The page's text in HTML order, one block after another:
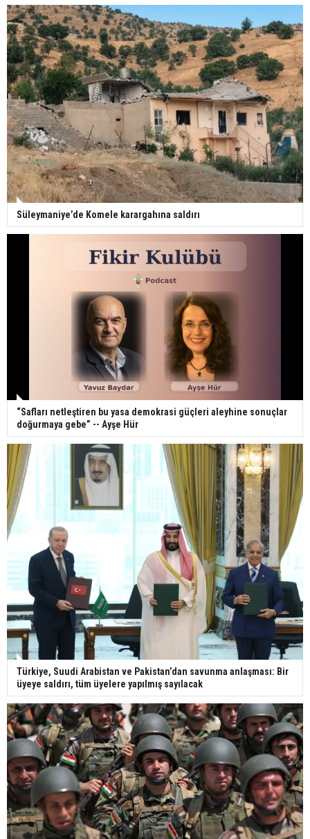
Süleymaniye’de Komele karargahına saldırı
“Safları netleştiren bu yasa demokrasi güçleri aleyhine sonuçlar
doğurmaya gebe” -- Ayşe Hür
Türkiye, Suudi Arabistan ve Pakistan’dan savunma anlaşması: Bir
üyeye saldırı, tüm üyelere yapılmış sayılacak